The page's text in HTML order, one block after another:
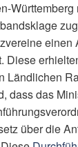
einen
Diese
Ländlichen
dass das
über die